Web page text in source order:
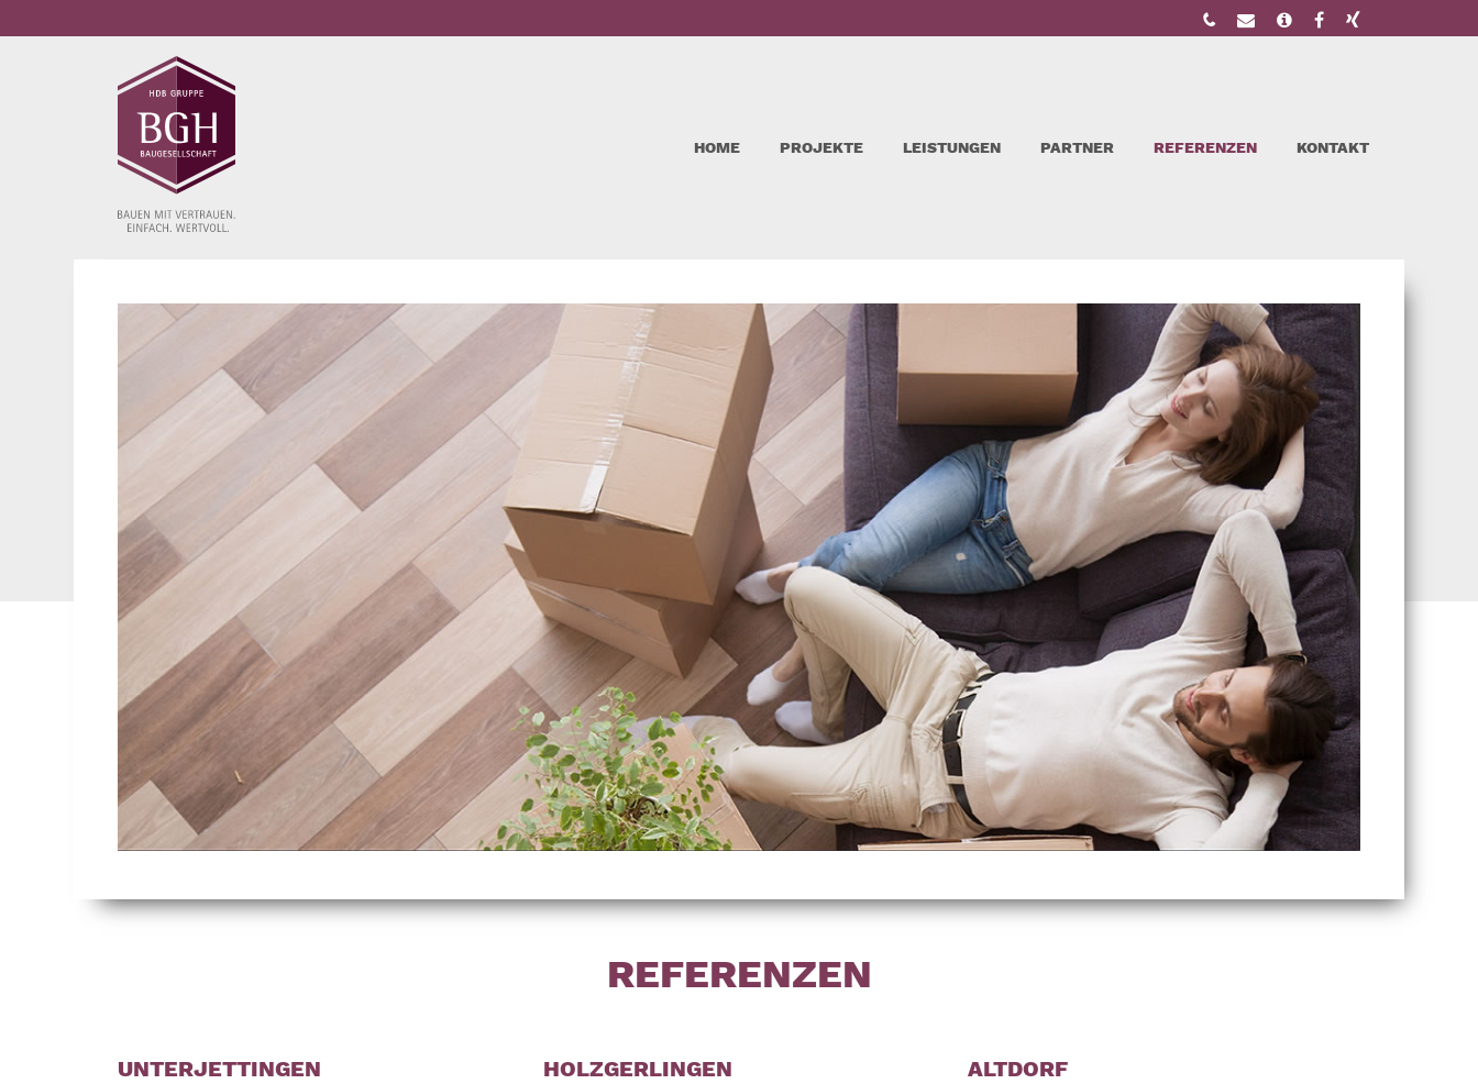
HOME PROJEKTE LEISTUNGEN PARTNER REFERENZEN KONTAKT
REFERENZEN
UNTERJETTINGEN HOLZGERLINGEN ALTDORF